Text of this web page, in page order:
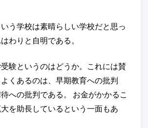
う学校は素晴らしい学校だと思っ
わりと自明である。
験というのはどうか。これには賛
くあるのは、早期教育への批判
への批判である。 お金がかかるこ
を助長しているという一面もあ